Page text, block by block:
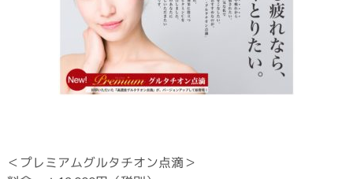
＜プレミアムグルタチオン点滴＞